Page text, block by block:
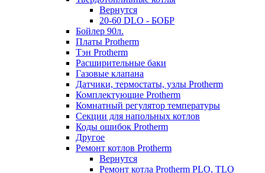
Вернутся
20-60 DLO - БОБР
Бойлер 90л.
Платы Protherm
Тэн Protherm
Расширительные баки
Газовые клапана
Датчики, термостаты, узлы Protherm
Комплектующие Protherm
Комнатный регулятор температуры
Секции для напольных котлов
Коды ошибок Protherm
Другое
Ремонт котлов Protherm
Вернутся
Ремонт котла Protherm PLO, TLO